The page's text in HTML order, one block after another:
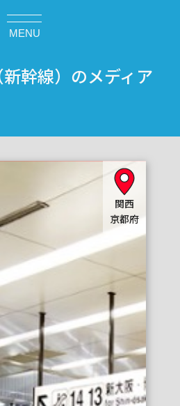
MENU
幹線）のメディア
関西
京都府